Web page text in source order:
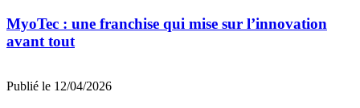
MyoTec : une franchise qui mise sur l’innovation
avant tout
Publié le 12/04/2026